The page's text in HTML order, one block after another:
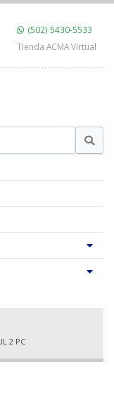
(502) 5430-5533
Tienda ACMA Virtual
2 PC